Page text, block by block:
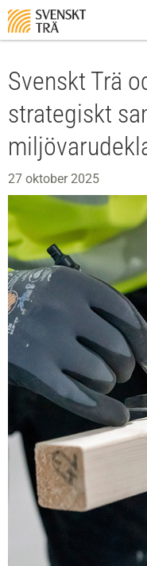
Svenskt Trä
strategiskt
27 oktober 2025